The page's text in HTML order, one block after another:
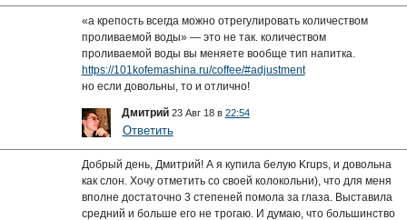
«а крепость всегда можно отрегулировать количеством
проливаемой воды» — это не так. количеством
проливаемой воды вы меняете вообще тип напитка.
https://101kofemashina.ru/coffee/#adjustment
но если довольны, то и отлично!
Дмитрий 23 Авг 18 в 22:54
Ответить
Добрый день, Дмитрий! А я купила белую Krups, и довольна
как слон. Хочу отметить со своей колокольни), что для меня
вполне достаточно 3 степеней помола за глаза. Выставила
средний и больше его не трогаю. И думаю, что большинство